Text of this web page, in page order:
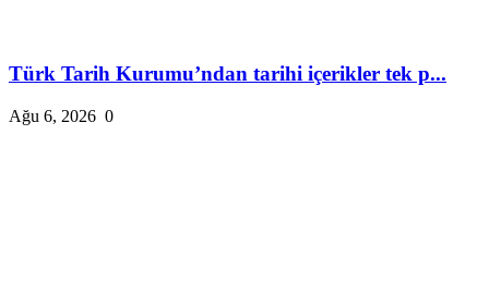
Türk Tarih Kurumu’ndan tarihi içerikler tek p...
Ağu 6, 2026 0